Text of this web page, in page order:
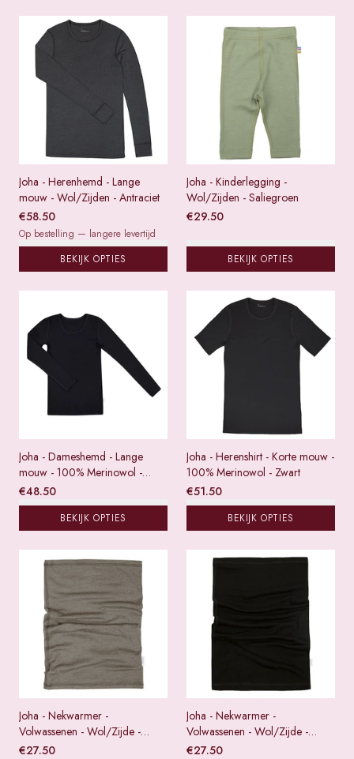
Joha - Herenhemd - Lange
mouw - Wol/Zijden - Antraciet
€58.50
Op bestelling — langere levertijd
BEKIJK OPTIES
Joha - Kinderlegging -
Wol/Zijden - Saliegroen
€29.50
BEKIJK OPTIES
Joha - Dameshemd - Lange
mouw - 100% Merinowol -
Zwart
€48.50
BEKIJK OPTIES
Joha - Herenshirt - Korte mouw -
100% Merinowol - Zwart
€51.50
BEKIJK OPTIES
Joha - Nekwarmer -
Volwassenen - Wol/Zijde -
Sesam
€27.50
Joha - Nekwarmer -
Volwassenen - Wol/Zijde -
Zwart
€27.50